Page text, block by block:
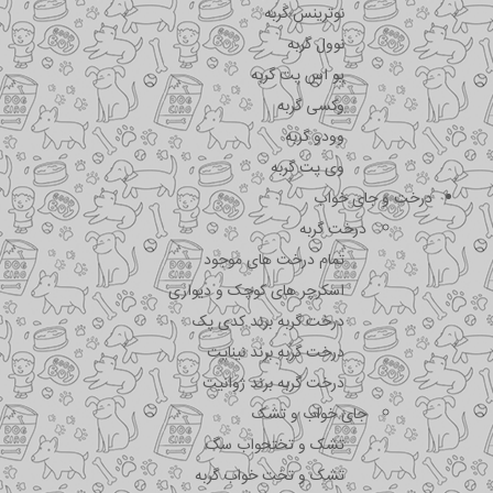
نوترینس گربه
نوول گربه
یو اس پت گربه
وکسی گربه
وودو گربه
وی پت گربه
درخت و جای خواب
درخت گربه
تمام درخت های موجود
اسکرچر های کوچک و دیواری
درخت گربه برند کدی پک
درخت گربه برند نیناپت
درخت گربه برند ژوانیت
جای خواب و تشک
تشک و تختحواب سگ
تشک و تخت خواب گربه